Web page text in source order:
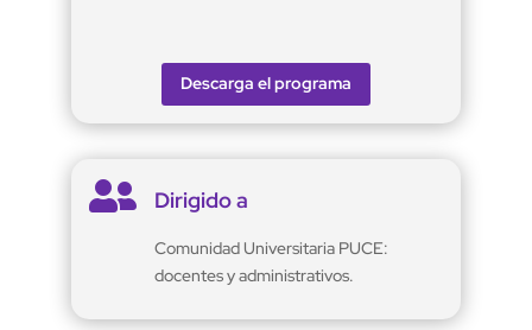
Descarga el programa
 Dirigido a
Comunidad Universitaria PUCE:
docentes y administrativos.